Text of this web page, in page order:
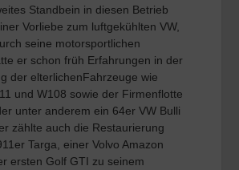
Standbein in diesen Betrieb
Vorliebe zum luftgekühlten VW,
seine motorsportlichen
er schon früh Erfahrungen in der
der elterlichenFahrzeuge wie
und W108 sowie der Firmenflotte
unter anderem ein 64er VW Bulli
zählte auch die Restaurierung
Targa, einer Volvo Amazon
ersten Golf GTI zu seinem